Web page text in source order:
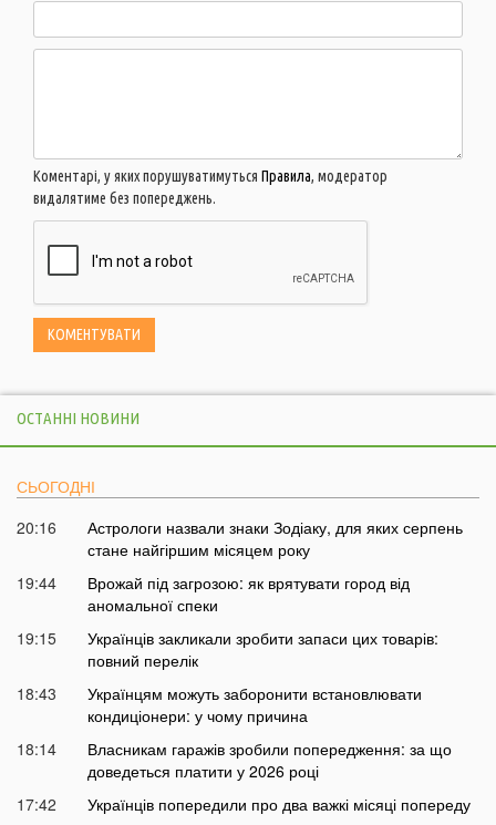
Коментарі, у яких порушуватимуться Правила, модератор
видалятиме без попереджень.
ОСТАННІ НОВИНИ
СЬОГОДНІ
20:16
Астрологи назвали знаки Зодіаку, для яких серпень
стане найгіршим місяцем року
19:44
Врожай під загрозою: як врятувати город від
аномальної спеки
19:15
Українців закликали зробити запаси цих товарів:
повний перелік
18:43
Українцям можуть заборонити встановлювати
кондиціонери: у чому причина
18:14
Власникам гаражів зробили попередження: за що
доведеться платити у 2026 році
17:42
Українців попередили про два важкі місяці попереду